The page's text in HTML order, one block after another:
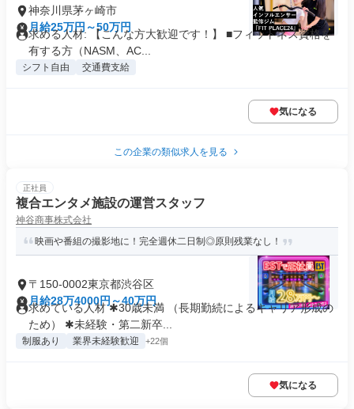
神奈川県茅ヶ崎市
月給25万円～50万円
求める人材: 【こんな方大歓迎です！】 ■フィットネス資格を
有する方（NASM、AC...
シフト自由 交通費支給
気になる
この企業の類似求人を見る
正社員
複合エンタメ施設の運営スタッフ
神谷商事株式会社
映画や番組の撮影地に！完全週休二日制◎原則残業なし！
〒150-0002東京都渋谷区
月給28万4000円～40万円
求めている人材 ✱30歳未満 （長期勤続によるキャリア形成の
ため） ✱未経験・第二新卒...
制服あり 業界未経験歓迎 +22個
気になる